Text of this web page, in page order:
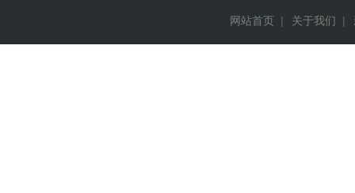
网站首页 | 关于我们 |